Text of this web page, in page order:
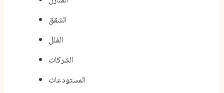
الشقق
الفلل
الشركات
المستودعات